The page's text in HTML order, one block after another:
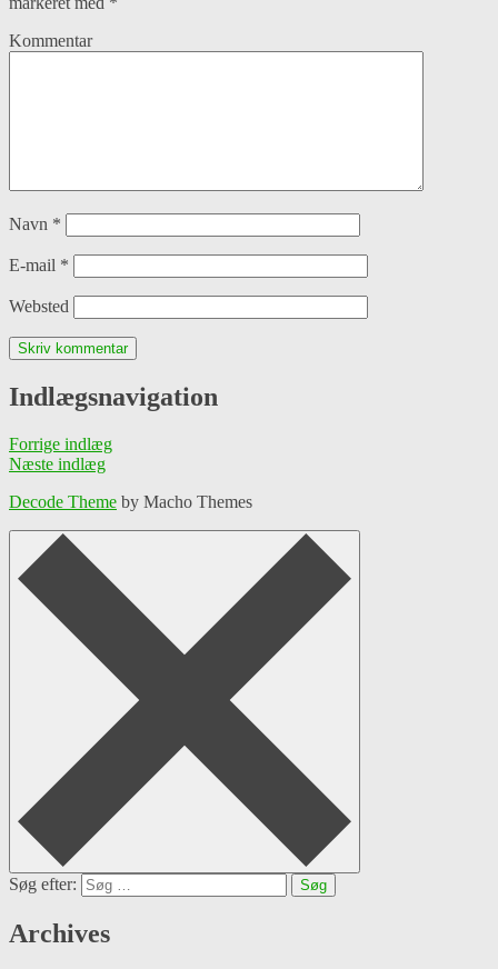
Kommentar
Navn *
E-mail *
Websted
Indlægsnavigation
Forrige indlæg
Næste indlæg
Decode Theme by Macho Themes
Søg efter:
Archives